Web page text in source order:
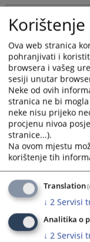
to
interact
with
the
calendar
and
select
a
date.
Press
the
question
mark
key
to
get
the
keyboard
shortcuts
for
changing
Korištenje
Ova web stranica
pohranjivati i
browsera i vašeg
sesiji unutar
Neke od ovih
stranica ne bi
neke nisu prijeko
procjenu nivoa
stranice...).
Na ovom mjestu
korištenje tih
Translation
↓ 2 Servisi
Analitika o
↓ 2 Servisi